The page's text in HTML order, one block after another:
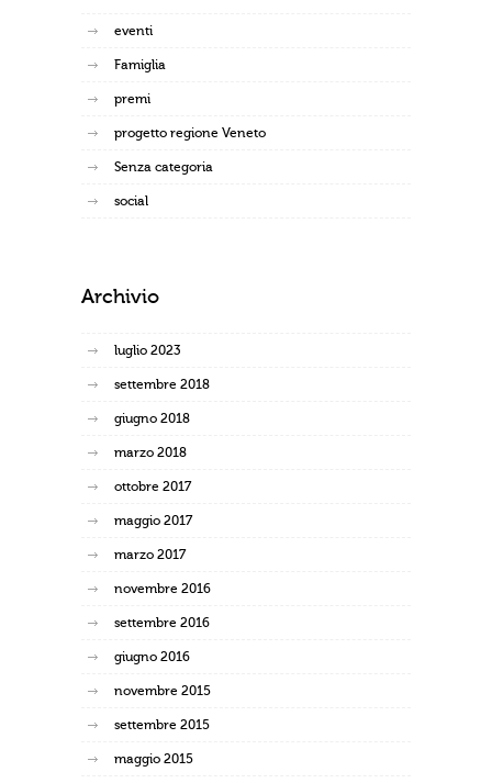
eventi
Famiglia
premi
progetto regione Veneto
Senza categoria
social
Archivio
luglio 2023
settembre 2018
giugno 2018
marzo 2018
ottobre 2017
maggio 2017
marzo 2017
novembre 2016
settembre 2016
giugno 2016
novembre 2015
settembre 2015
maggio 2015